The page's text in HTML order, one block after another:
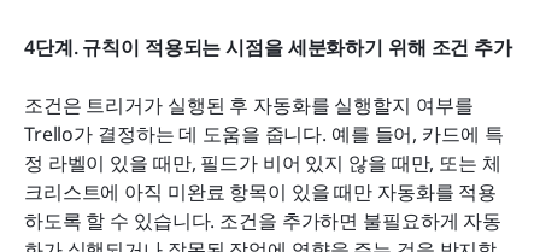
4단계. 규칙이 적용되는 시점을 세분화하기 위해 조건 추가
조건은 트리거가 실행된 후 자동화를 실행할지 여부를
Trello가 결정하는 데 도움을 줍니다. 예를 들어, 카드에 특
정 라벨이 있을 때만, 필드가 비어 있지 않을 때만, 또는 체
크리스트에 아직 미완료 항목이 있을 때만 자동화를 적용
하도록 할 수 있습니다. 조건을 추가하면 불필요하게 자동